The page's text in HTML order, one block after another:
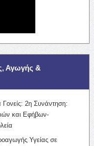
Αγωγής &
2η Συνάντηση:
και Εφήβων-
Υγείας σε